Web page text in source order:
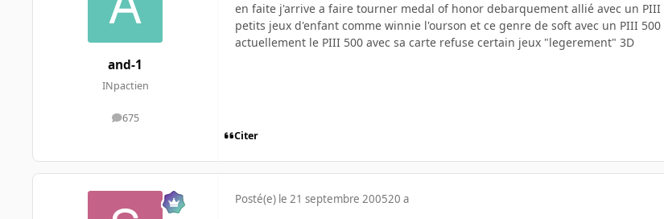
and-1
INpactien
675
messages
en faite j'arrive a faire tourner medal of honor debarquement allié avec un
petits jeux d'enfant comme winnie l'ourson et ce genre de soft avec un PIII 500
actuellement le PIII 500 avec sa carte refuse certain jeux "legerement" 3D
Citer
Posté(e) le 21 septembre 200520 a